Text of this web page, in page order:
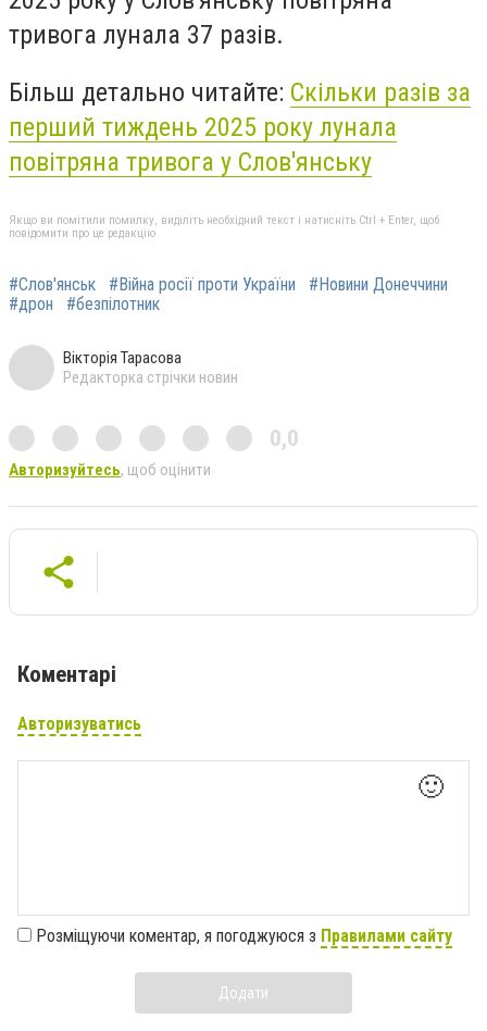
тривога лунала 37 разів.
Більш детально читайте: Скільки разів за
перший тиждень 2025 року лунала
повітряна тривога у Слов'янську
Якщо ви помітили помилку, виділіть необхідний текст і натисніть Ctrl + Enter, щоб
повідомити про це редакцію
#Слов'янськ #Війна росії проти України
#Новини Донеччини
#дрон
#безпілотник
Вікторія Тарасова
Редакторка стрічки новин
0,0
Авторизуйтесь, щоб оцінити
Коментарі
Авторизуватись
🙂
Розміщуючи коментар, я погоджуюся з Правилами сайту
Додати